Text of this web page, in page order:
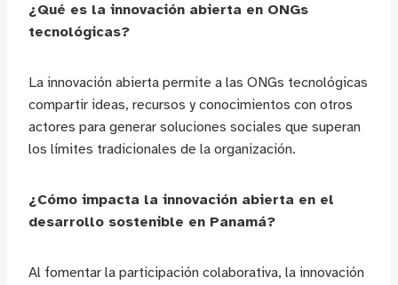
¿Qué es la innovación abierta en ONGs
tecnológicas?
La innovación abierta permite a las ONGs tecnológicas
compartir ideas, recursos y conocimientos con otros
actores para generar soluciones sociales que superan
los límites tradicionales de la organización.
¿Cómo impacta la innovación abierta en el
desarrollo sostenible en Panamá?
Al fomentar la participación colaborativa, la innovación